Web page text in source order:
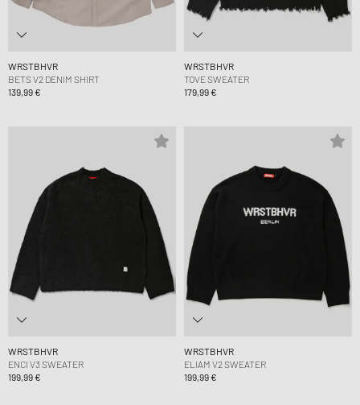
WRSTBHVR
BETS V2 DENIM SHIRT
139,99 €
WRSTBHVR
TOVE SWEATER
179,99 €
WRSTBHVR
ENCI V3 SWEATER
199,99 €
WRSTBHVR
ELIAM V2 SWEATER
199,99 €